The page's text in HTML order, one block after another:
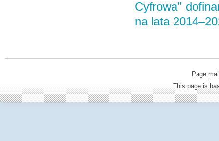
Cyfrowa"
na lata
Page
This page is